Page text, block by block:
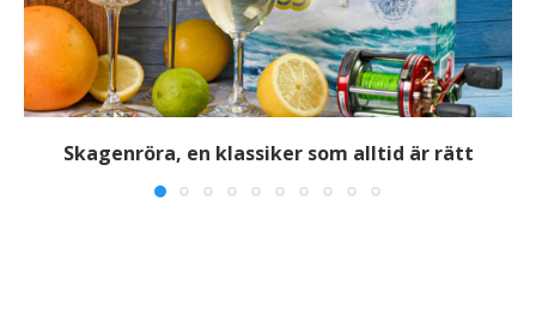
Skagenröra, en klassiker som alltid är rätt